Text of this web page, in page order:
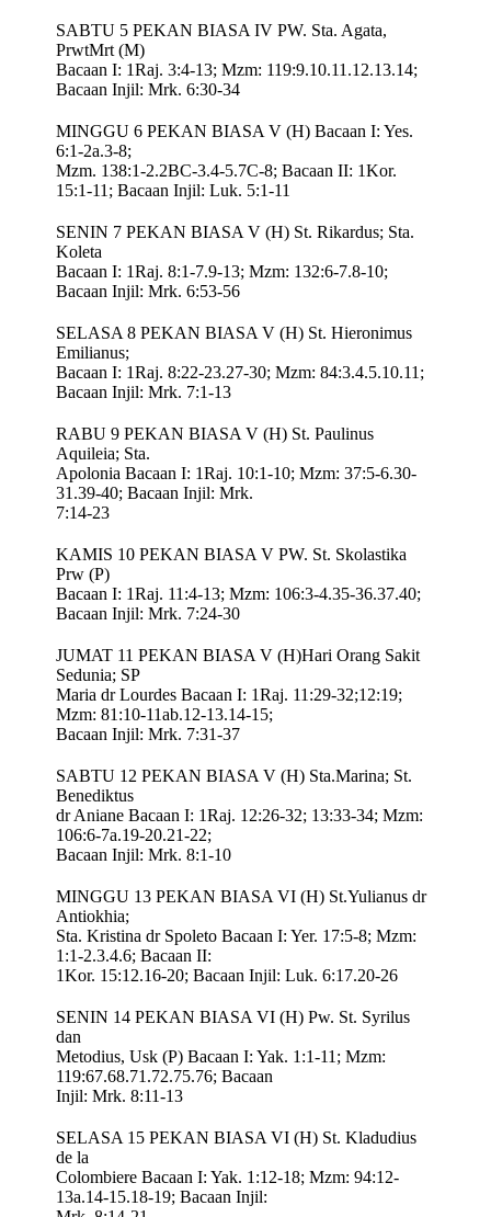
SABTU 5 PEKAN BIASA IV PW. Sta. Agata,
PrwtMrt (M)
Bacaan I: 1Raj. 3:4-13; Mzm: 119:9.10.11.12.13.14;
Bacaan Injil: Mrk. 6:30-34
MINGGU 6 PEKAN BIASA V (H) Bacaan I: Yes.
6:1-2a.3-8;
Mzm. 138:1-2.2BC-3.4-5.7C-8; Bacaan II: 1Kor.
15:1-11; Bacaan Injil: Luk. 5:1-11
SENIN 7 PEKAN BIASA V (H) St. Rikardus; Sta.
Koleta
Bacaan I: 1Raj. 8:1-7.9-13; Mzm: 132:6-7.8-10;
Bacaan Injil: Mrk. 6:53-56
SELASA 8 PEKAN BIASA V (H) St. Hieronimus
Emilianus;
Bacaan I: 1Raj. 8:22-23.27-30; Mzm: 84:3.4.5.10.11;
Bacaan Injil: Mrk. 7:1-13
RABU 9 PEKAN BIASA V (H) St. Paulinus
Aquileia; Sta.
Apolonia Bacaan I: 1Raj. 10:1-10; Mzm: 37:5-6.30-
31.39-40; Bacaan Injil: Mrk.
7:14-23
KAMIS 10 PEKAN BIASA V PW. St. Skolastika
Prw (P)
Bacaan I: 1Raj. 11:4-13; Mzm: 106:3-4.35-36.37.40;
Bacaan Injil: Mrk. 7:24-30
JUMAT 11 PEKAN BIASA V (H)Hari Orang Sakit
Sedunia; SP
Maria dr Lourdes Bacaan I: 1Raj. 11:29-32;12:19;
Mzm: 81:10-11ab.12-13.14-15;
Bacaan Injil: Mrk. 7:31-37
SABTU 12 PEKAN BIASA V (H) Sta.Marina; St.
Benediktus
dr Aniane Bacaan I: 1Raj. 12:26-32; 13:33-34; Mzm:
106:6-7a.19-20.21-22;
Bacaan Injil: Mrk. 8:1-10
MINGGU 13 PEKAN BIASA VI (H) St.Yulianus dr
Antiokhia;
Sta. Kristina dr Spoleto Bacaan I: Yer. 17:5-8; Mzm:
1:1-2.3.4.6; Bacaan II:
1Kor. 15:12.16-20; Bacaan Injil: Luk. 6:17.20-26
SENIN 14 PEKAN BIASA VI (H) Pw. St. Syrilus
dan
Metodius, Usk (P) Bacaan I: Yak. 1:1-11; Mzm:
119:67.68.71.72.75.76; Bacaan
Injil: Mrk. 8:11-13
SELASA 15 PEKAN BIASA VI (H) St. Kladudius
de la
Colombiere Bacaan I: Yak. 1:12-18; Mzm: 94:12-
13a.14-15.18-19; Bacaan Injil: